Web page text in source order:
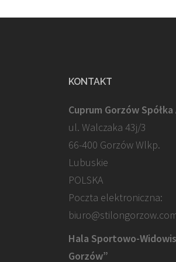
KONTAKT
Cuprum Gorzów
ul. Walczaka 43j/3
66-400 Gorzów Wlkp.
Lubuskie
POLSKA
Poczta elektroniczna:
Hala Sportowo-
Gorzów”